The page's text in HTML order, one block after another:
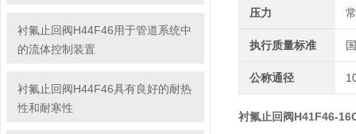
衬氟止回阀H44F46用于管道系统中
的流体控制装置
衬氟止回阀H44F46具有良好的耐热
性和耐寒性
压力
执行质量标准
公称通径
衬氟止回阀H41F46-